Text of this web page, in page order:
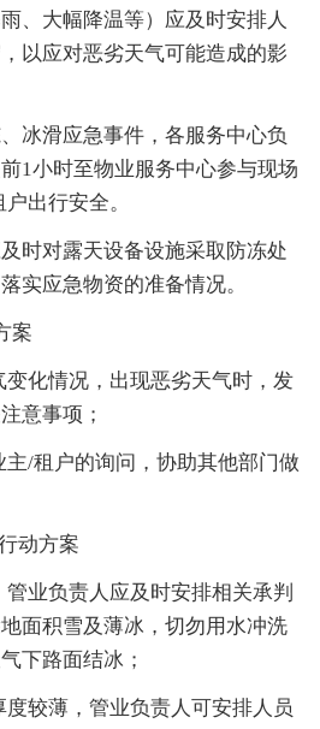
、大幅降温等）应及时安排人
以应对恶劣天气可能造成的影
冰滑应急事件，各服务中心负
1小时至物业服务中心参与现场
出行安全。
时对露天设备设施采取防冻处
实应急物资的准备情况。
案
变化情况，出现恶劣天气时，发
意事项；
主/租户的询问，协助其他部门做
动方案
管业负责人应及时安排相关承判
面积雪及薄冰，切勿用水冲洗
下路面结冰；
度较薄，管业负责人可安排人员